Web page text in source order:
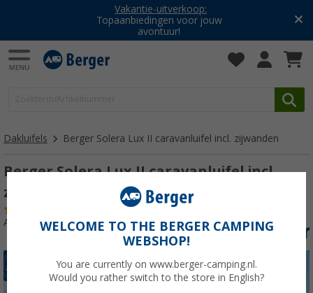
Vakantie-uitverkoop:
Topaanbiedingen voor jouw
avontuur!
Dakluifels Berger Solera Lux II caravanluifel incl. zijwanden
Berger Solera Lux II caravanluifel incl.
zijwanden omloopmaat 821-850cm
Artikelnr: 257450850
WELCOME TO THE BERGER CAMPING
WEBSHOP!
You are currently on www.berger-camping.nl.
Would you rather switch to the store in English?